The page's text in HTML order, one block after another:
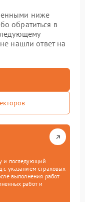
ниже
обратиться в
нашли ответ на
и последующий
с указанием страховых
выполнения работ
работ и